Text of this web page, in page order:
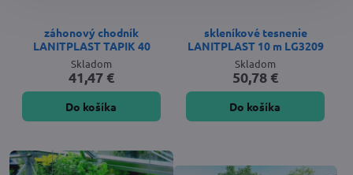
záhonový chodník
LANITPLAST TAPIK 40
Skladom
41,47 €
Do košíka
skleníkové tesnenie
LANITPLAST 10 m LG3209
Skladom
50,78 €
Do košíka